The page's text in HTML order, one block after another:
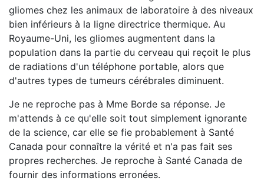
gliomes chez les animaux de laboratoire à des niveaux
bien inférieurs à la ligne directrice thermique. Au
Royaume-Uni, les gliomes augmentent dans la
population dans la partie du cerveau qui reçoit le plus
de radiations d'un téléphone portable, alors que
d'autres types de tumeurs cérébrales diminuent.
Je ne reproche pas à Mme Borde sa réponse. Je
m'attends à ce qu'elle soit tout simplement ignorante
de la science, car elle se fie probablement à Santé
Canada pour connaître la vérité et n'a pas fait ses
propres recherches. Je reproche à Santé Canada de
fournir des informations erronées.